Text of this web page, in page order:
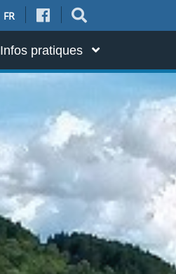
FR
Infos pratiques